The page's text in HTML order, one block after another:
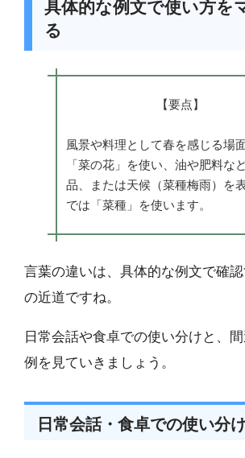
具体的な例文で使い方を
る
【要点】
風景や料理として春を感じる場
「菜の花」を使い、油や肥料な
品、または天候（菜種梅雨）を
では「菜種」を使います。
言葉の違いは、具体的な例文で確
の近道ですね。
日常会話や食卓での使い分けと、
例を見ていきましょう。
日常会話・食卓での使い分け